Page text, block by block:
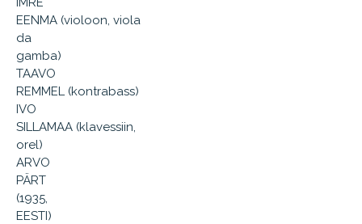
EENMA (violoon, viola
da
gamba)
TAAVO
REMMEL (kontrabass)
IVO
SILLAMAA (klavessiin,
orel)
ARVO
PÄRT
(1935,
EESTI)